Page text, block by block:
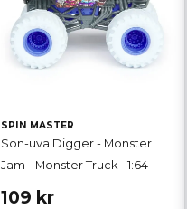
SPIN MASTER
Son-uva Digger - Monster
Jam - Monster Truck - 1:64
109 kr